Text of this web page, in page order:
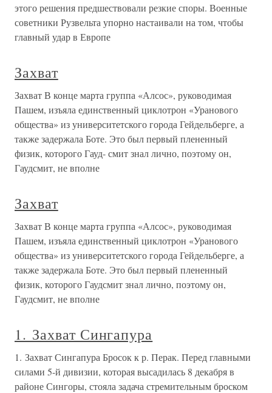
этого решения предшествовали резкие споры. Военные
советники Рузвельта упорно настаивали на том, чтобы
главный удар в Европе
Захват
Захват В конце марта группа «Алсос», руководимая
Пашем, изъяла единственный циклотрон «Уранового
общества» из университетского города Гейдельберге, а
также задержала Боте. Это был первый плененный
физик, которого Гауд- смит знал лично, поэтому он,
Гаудсмит, не вполне
Захват
Захват В конце марта группа «Алсос», руководимая
Пашем, изъяла единственный циклотрон «Уранового
общества» из университетского города Гейдельберге, а
также задержала Боте. Это был первый плененный
физик, которого Гаудсмит знал лично, поэтому он,
Гаудсмит, не вполне
1. Захват Сингапура
1. Захват Сингапура Бросок к р. Перак. Перед главными
силами 5-й дивизии, которая высадилась 8 декабря в
районе Сингоры, стояла задача стремительным броском